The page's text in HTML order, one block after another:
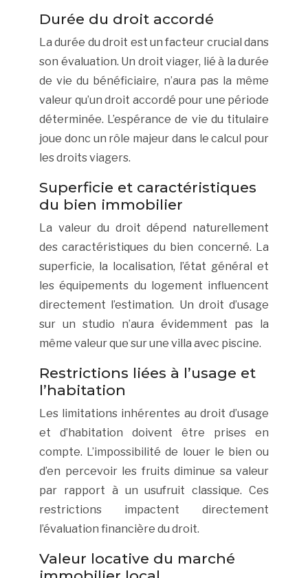
Durée du droit accordé
La durée du droit est un facteur crucial dans
son évaluation. Un droit viager, lié à la durée
de vie du bénéficiaire, n’aura pas la même
valeur qu’un droit accordé pour une période
déterminée. L’espérance de vie du titulaire
joue donc un rôle majeur dans le calcul pour
les droits viagers.
Superficie et caractéristiques
du bien immobilier
La valeur du droit dépend naturellement
des caractéristiques du bien concerné. La
superficie, la localisation, l’état général et
les équipements du logement influencent
directement l’estimation. Un droit d’usage
sur un studio n’aura évidemment pas la
même valeur que sur une villa avec piscine.
Restrictions liées à l’usage et
l’habitation
Les limitations inhérentes au droit d’usage
et d’habitation doivent être prises en
compte. L’impossibilité de louer le bien ou
d’en percevoir les fruits diminue sa valeur
par rapport à un usufruit classique. Ces
restrictions impactent directement
l’évaluation financière du droit.
Valeur locative du marché